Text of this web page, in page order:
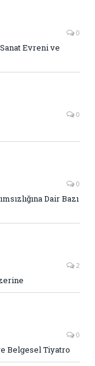
0
Evreni ve
0
0
Dair Bazı
2
0
Belgesel Tiyatro